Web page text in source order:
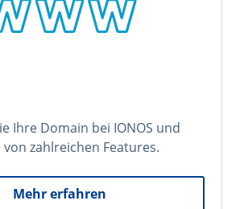
Ihre Domain bei IONOS und
zahlreichen Features.
Mehr erfahren